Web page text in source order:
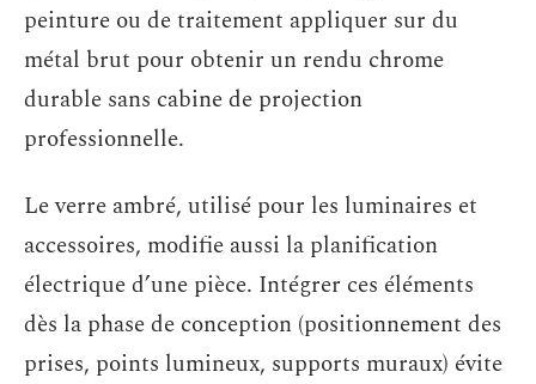
peinture ou de traitement appliquer sur du
métal brut pour obtenir un rendu chrome
durable sans cabine de projection
professionnelle.
Le verre ambré, utilisé pour les luminaires et
accessoires, modifie aussi la planification
électrique d’une pièce. Intégrer ces éléments
dès la phase de conception (positionnement des
prises, points lumineux, supports muraux) évite